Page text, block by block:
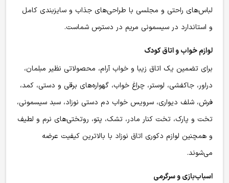
لباس‌های راحتی و مجلسی با طراحی‌های جذاب و سایزبندی کامل
و استاندارد در سیسمونی مریم در دسترس شماست.
لوازم خواب و اتاق کودک
برای تضمین یک اتاق زیبا و خواب آرام، محصولاتی نظیر مبلمان،
دراور، جاکفشی، لوستر، چراغ خواب، گهواره‌های برقی و دستی، کمد،
فرش، شلف دیواری، سرویس خواب دم دستی نوزاد، سبد سیسمونی،
تخت و پارک، تخت کنار مادر، تشک، پتو، روتختی‌های نرم و لطیف
و همچنین لوازم دکوری اتاق نوزاد با بالاترین کیفیت عرضه
می‌شوند.
اسباب‌بازی و سرگرمی